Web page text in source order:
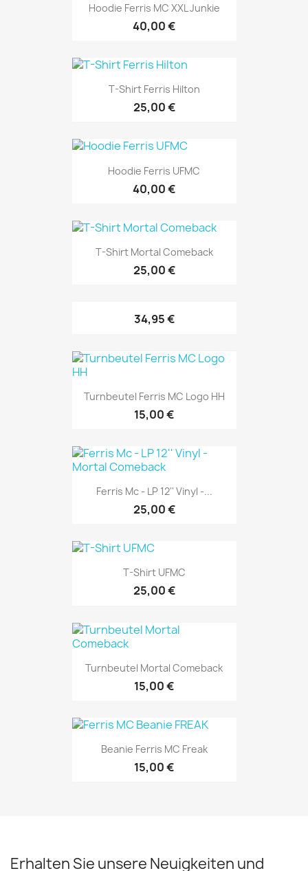
Hoodie Ferris MC XXL Junkie
40,00 €
T-Shirt Ferris Hilton
25,00 €
Hoodie Ferris UFMC
40,00 €
T-Shirt Mortal Comeback
25,00 €
34,95 €
Turnbeutel Ferris MC Logo HH
15,00 €
Ferris Mc - LP 12'' Vinyl -...
25,00 €
T-Shirt UFMC
25,00 €
Turnbeutel Mortal Comeback
15,00 €
Beanie Ferris MC Freak
15,00 €
Erhalten Sie unsere Neuigkeiten und